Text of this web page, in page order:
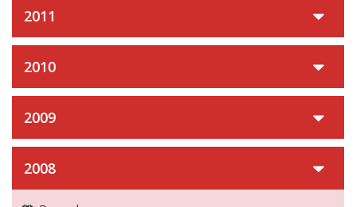
2011
2010
2009
2008